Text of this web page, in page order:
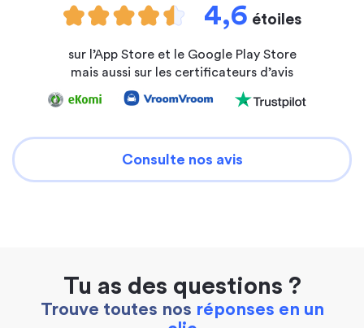
4,6 étoiles
sur l’App Store et le Google Play Store
mais aussi sur les certificateurs d’avis
Consulte nos avis
Tu as des questions ?
Trouve toutes nos réponses en un